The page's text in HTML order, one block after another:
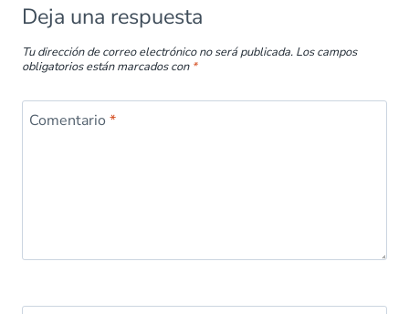
Deja una respuesta
Tu dirección de correo electrónico no será publicada. Los campos
obligatorios están marcados con *
Comentario *